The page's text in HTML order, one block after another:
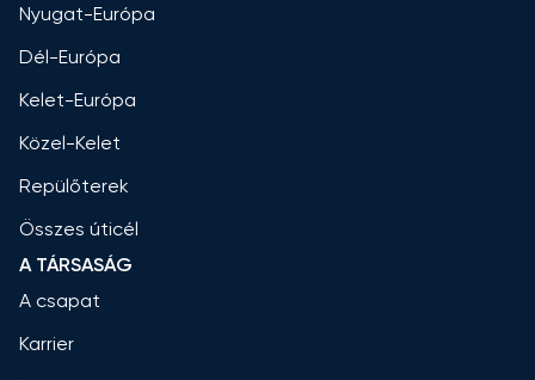
Nyugat-Európa
Dél-Európa
Kelet-Európa
Közel-Kelet
Repülőterek
Összes úticél
A TÁRSASÁG
A csapat
Karrier